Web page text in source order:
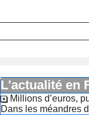
L'actualité en
Millions d’euros,
Dans les méandres